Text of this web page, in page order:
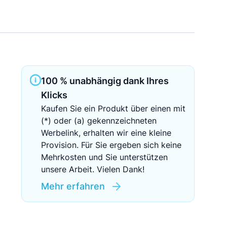
EZB-Leitzins
100 % unabhängig dank Ihres
Klicks
Kaufen Sie ein Produkt über einen mit
(*) oder (a) gekennzeichneten
Werbelink, erhalten wir eine kleine
Provision. Für Sie ergeben sich keine
Mehrkosten und Sie unterstützen
unsere Arbeit. Vielen Dank!
Mehr erfahren